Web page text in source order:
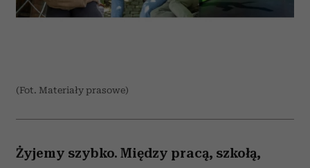
(Fot. Materiały prasowe)
Żyjemy szybko. Między pracą, szkołą,